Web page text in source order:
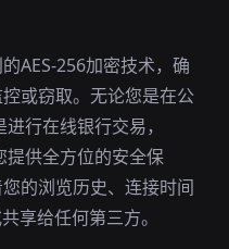
AES-256加密技术，确
或窃取。无论您是在公
行在线银行交易，
供全方位的安全保
的浏览历史、连接时间
享给任何第三方。